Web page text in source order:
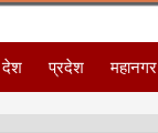
देश प्रदेश महानगर